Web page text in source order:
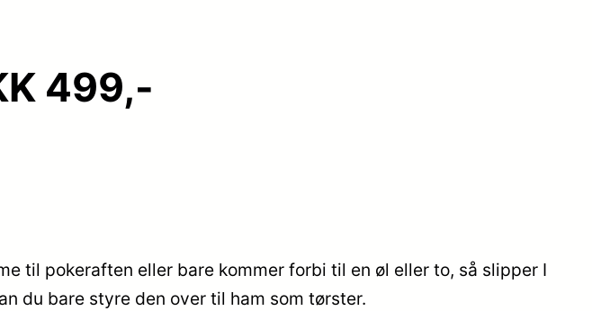
499,-
til pokeraften eller bare kommer forbi til en øl eller to, så slipper I
du bare styre den over til ham som tørster.